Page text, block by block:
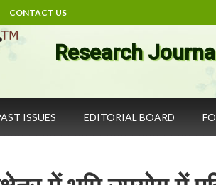
CONTACT US
Research
ISSUES EDITORIAL BOARD